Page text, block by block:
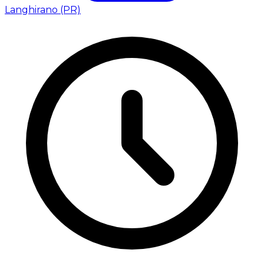
Langhirano (PR)